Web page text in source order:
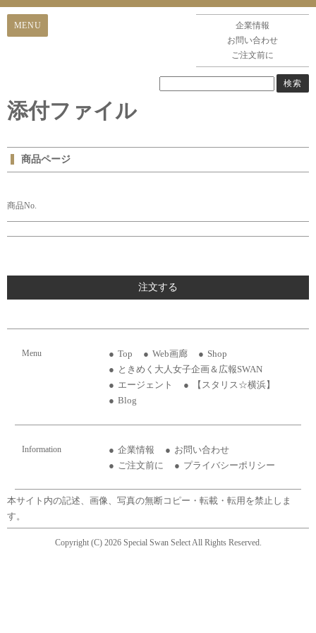
企業情報
お問い合わせ
ご注文前に
添付ファイル
商品ページ
商品No.
注文する
Menu Top Web画廊
Shop
ときめく大人女子企画＆広報SWAN
エージェント
【スタリス☆横浜】
Blog
Information 企業情報
お問い合わせ
ご注文前に
プライバシーポリシー
本サイト内の記述、画像、写真の無断コピー・転載・転用を禁止しま
す。
Copyright (C) 2026 Special Swan Select All Rights Reserved.